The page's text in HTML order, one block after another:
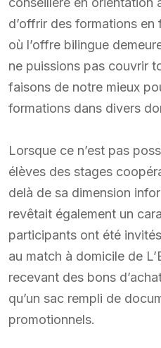
d’offrir des formations
où l’offre bilingue
ne puissions pas couvrir
faisons de notre mieux
formations dans divers
Lorsque ce n’est pas
élèves des stages
delà de sa dimension
revêtait également un
participants ont été
au match à domicile de
recevant des bons
qu’un sac rempli de
promotionnels.